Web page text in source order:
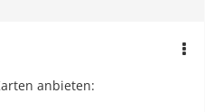
anbieten: